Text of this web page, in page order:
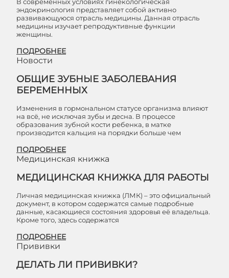
эндокринология представляет собой активно
развивающуюся отрасль медицины. Данная отрасль
медицины изучает репродуктивные функции
женщины.
ПОДРОБНЕЕ
Новости
ОБЩИЕ ЗУБНЫЕ ЗАБОЛЕВАНИЯ
БЕРЕМЕННЫХ
Изменения в гормональном статусе организма влияют
на всё, не исключая зубы и десна. В процессе
образования зубной кости ребенка, в матке
производится кальция на порядки больше чем
ПОДРОБНЕЕ
Медицинская книжка
МЕДИЦИНСКАЯ КНИЖКА ДЛЯ РАБОТЫ
Личная медицинская книжка (ЛМК) – это официальный
документ, в котором содержатся самые подробные
данные, касающиеся состояния здоровья её владельца.
Кроме того, здесь содержатся
ПОДРОБНЕЕ
Прививки
ДЕЛАТЬ ЛИ ПРИВИВКИ?